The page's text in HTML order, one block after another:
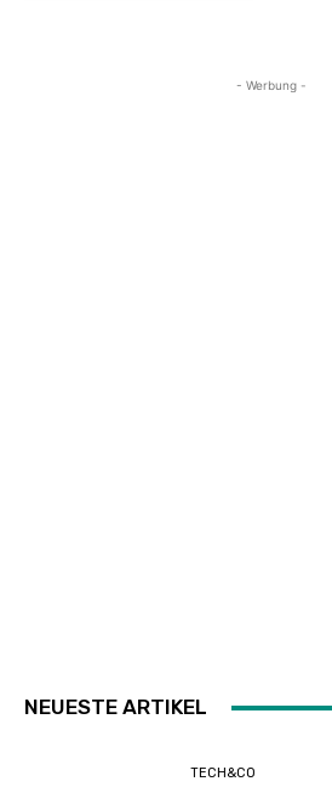
- Werbung -
NEUESTE ARTIKEL
TECH&CO